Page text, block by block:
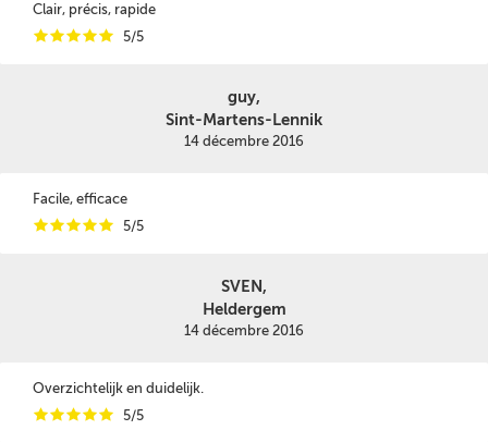
Clair, précis, rapide
iiiii 5/5
guy,
Sint-Martens-Lennik
14 décembre 2016
Facile, efficace
iiiii 5/5
SVEN,
Heldergem
14 décembre 2016
Overzichtelijk en duidelijk.
iiiii 5/5